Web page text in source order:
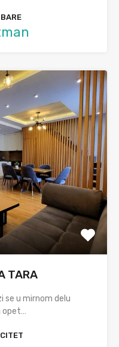
TARA
se u mirnom delu
opet…